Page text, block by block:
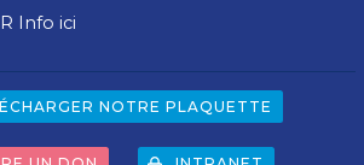
Info ici
NOTRE PLAQUETTE